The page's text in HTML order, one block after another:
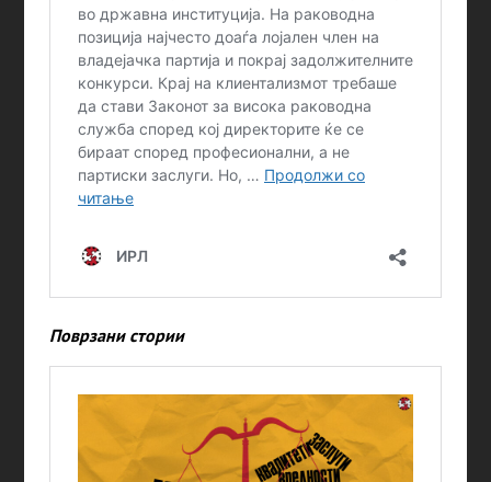
Поврзани стории